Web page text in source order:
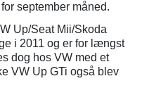
september måned.
Up/Seat Mii/Skoda
i 2011 og er for længst
dog hos VW med et
VW Up GTi også blev